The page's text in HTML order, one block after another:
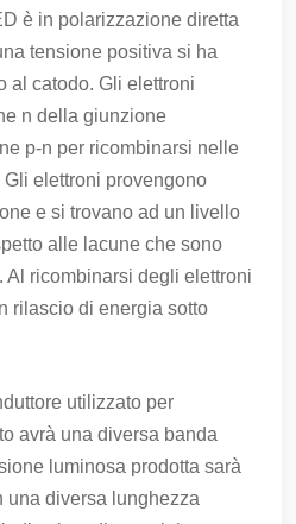
è in polarizzazione diretta
tensione positiva si ha
al catodo. Gli elettroni
n della giunzione
p-n per ricombinarsi nelle
elettroni provengono
e si trovano ad un livello
alle lacune che sono
Al ricombinarsi degli elettroni
rilascio di energia sotto
utilizzato per
avrà una diversa banda
luminosa prodotta sarà
una diversa lunghezza